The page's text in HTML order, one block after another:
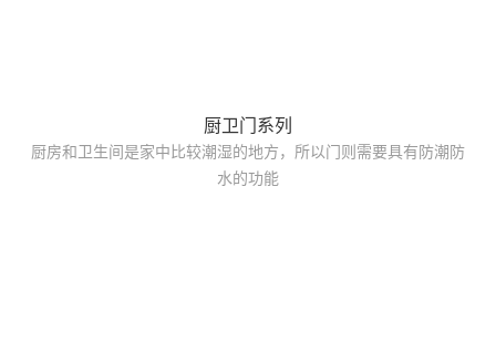
厨卫门系列
厨房和卫生间是家中比较潮湿的地方，所以门则需要具有防潮防
水的功能